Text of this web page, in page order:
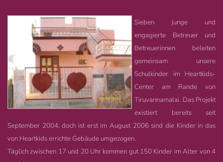
Sieben junge und
engagierte Betreuer und
Betreuerinnen beleiten
gemeinsam unsere
Schulkinder im Heartkids-
Center am Rande von
Tiruvannamalai. Das Projekt
existiert bereits seit
September 2004, doch ist erst im August 2006 sind die Kinder in das
von Heartkids errichte Gebäude umgezogen.
Täglich zwischen 17 und 20 Uhr kommen gut 150 Kinder im Alter von 4